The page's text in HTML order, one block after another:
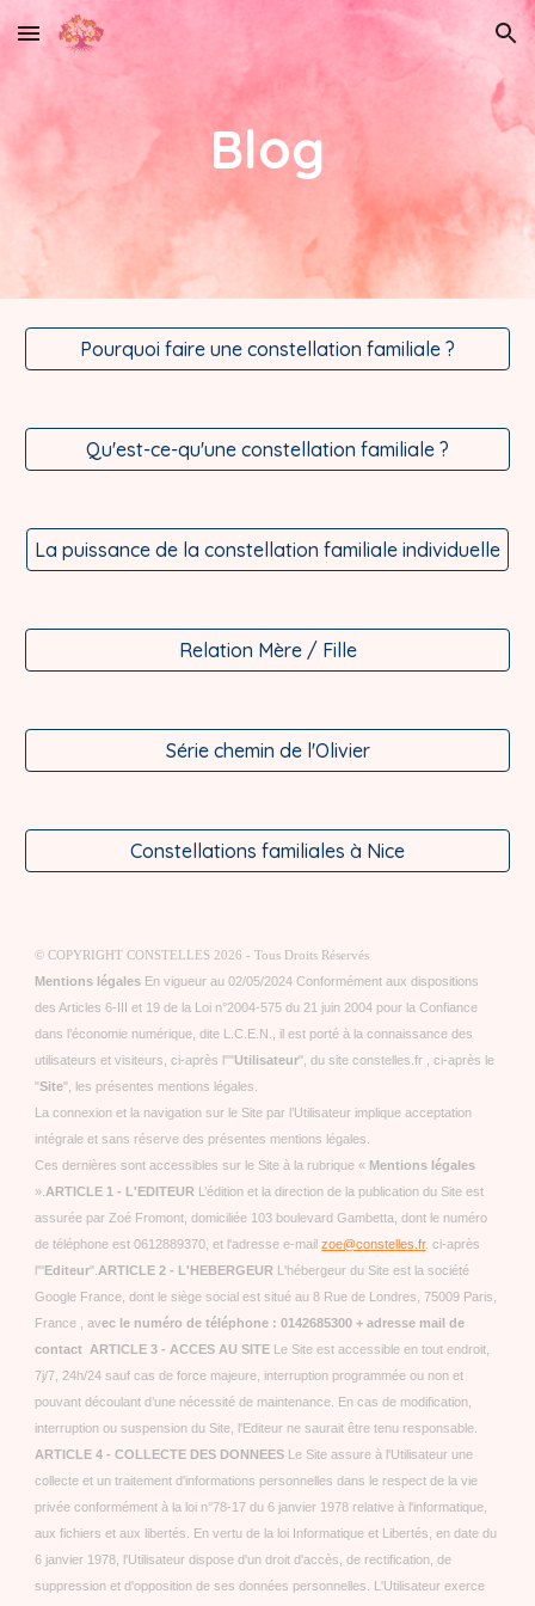
Skip to main content Skip to navigation
Blog
Pourquoi faire une constellation familiale ?
Qu'est-ce-qu'une constellation familiale ?
La puissance de la constellation familiale individuelle
Relation Mère / Fille
Série chemin de l'Olivier
Constellations familiales à Nice
© COPYRIGHT CONSTELLES 2026 - Tous Droits Réservés
Mentions légales En vigueur au 02/05/2024 Conformément aux dispositions
des Articles 6-III et 19 de la Loi n°2004-575 du 21 juin 2004 pour la Confiance
dans l’économie numérique, dite L.C.E.N., il est porté à la connaissance des
utilisateurs et visiteurs, ci-après l""Utilisateur", du site constelles.fr , ci-après le
"Site", les présentes mentions légales.
La connexion et la navigation sur le Site par l’Utilisateur implique acceptation
intégrale et sans réserve des présentes mentions légales.
Ces dernières sont accessibles sur le Site à la rubrique « Mentions légales
». ARTICLE 1 - L'EDITEUR L’édition et la direction de la publication du Site est
assurée par Zoé Fromont, domiciliée 103 boulevard Gambetta, dont le numéro
de téléphone est 0612889370, et l'adresse e-mailzoe@constelles.fr. ci-après
l'"Editeur". ARTICLE 2 - L'HEBERGEUR L'hébergeur du Site est la société
Google France, dont le siège social est situé au 8 Rue de Londres, 75009 Paris,
France , avec le numéro de téléphone : 0142685300 + adresse mail de
contact ARTICLE 3 - ACCES AU SITE Le Site est accessible en tout endroit,
7j/7, 24h/24 sauf cas de force majeure, interruption programmée ou non et
pouvant découlant d’une nécessité de maintenance. En cas de modification,
interruption ou suspension du Site, l'Editeur ne saurait être tenu responsable.
ARTICLE 4 - COLLECTE DES DONNEES Le Site assure à l'Utilisateur une
collecte et un traitement d'informations personnelles dans le respect de la vie
privée conformément à la loi n°78-17 du 6 janvier 1978 relative à l'informatique,
aux fichiers et aux libertés. En vertu de la loi Informatique et Libertés, en date du
6 janvier 1978, l'Utilisateur dispose d'un droit d'accès, de rectification, de
suppression et d'opposition de ses données personnelles. L'Utilisateur exerce